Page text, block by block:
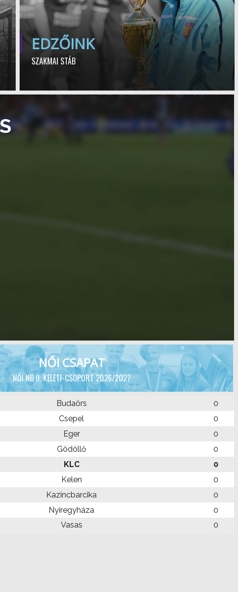
EDZŐINK
SZAKMAI STÁB
NŐI CSAPAT
NŐI NB II. KELETI-CSOPORT 2026/2027
Budaörs
0
Csepel
0
Eger
0
Gödöllő
0
KLC
0
Kelen
0
Kazincbarcika
0
Nyíregyháza
0
Vasas 0